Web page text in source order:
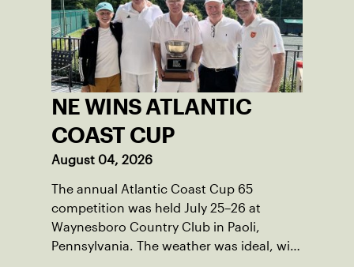
NE WINS ATLANTIC
COAST CUP
August 04, 2026
The annual Atlantic Coast Cup 65
competition was held July 25–26 at
Waynesboro Country Club in Paoli,
Pennsylvania. The weather was ideal, with